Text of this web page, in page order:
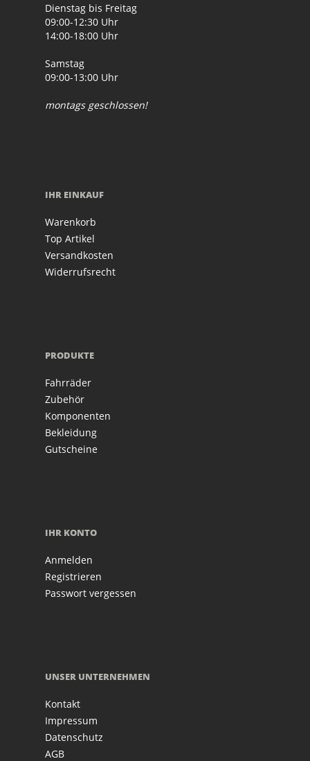
Dienstag bis Freitag
09:00-12:30 Uhr
14:00-18:00 Uhr
Samstag
09:00-13:00 Uhr
montags geschlossen!
IHR EINKAUF
Warenkorb
Top Artikel
Versandkosten
Widerrufsrecht
PRODUKTE
Fahrräder
Zubehör
Komponenten
Bekleidung
Gutscheine
IHR KONTO
Anmelden
Registrieren
Passwort vergessen
UNSER UNTERNEHMEN
Kontakt
Impressum
Datenschutz
AGB